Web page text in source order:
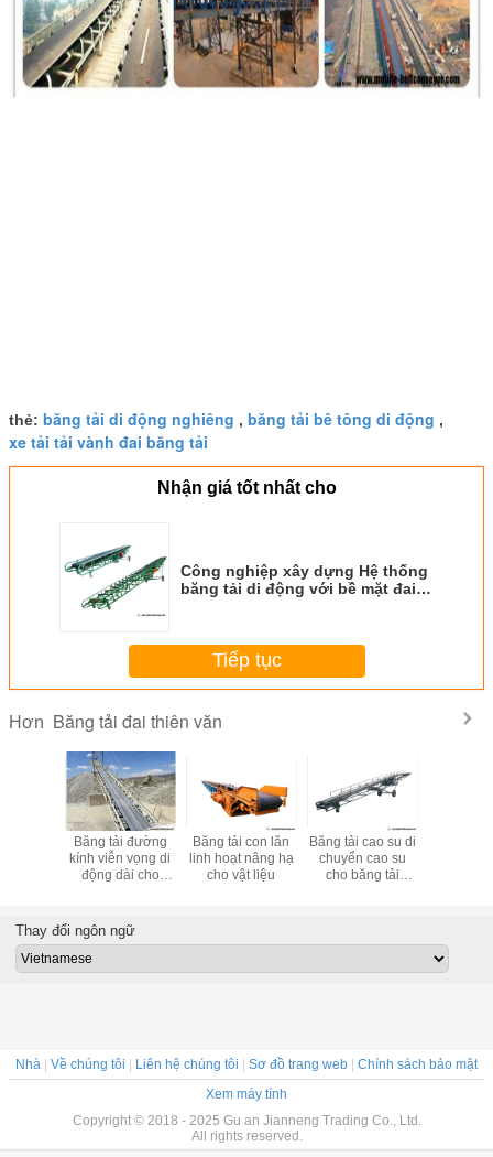
thẻ: băng tải di động nghiêng , băng tải bê tông di động ,
xe tải tải vành đai băng tải
Nhận giá tốt nhất cho
Công nghiệp xây dựng Hệ thống
băng tải di động với bề mặt đai
Tiếp tục
Hơn Băng tải đai thiên văn
Băng tải đường
kính viễn vọng di
động dài cho
Băng tải con lăn
linh hoạt nâng hạ
cho vật liệu
Băng tải cao su di
chuyển cao su
cho băng tải
Thay đổi ngôn ngữ
Nhà | Về chúng tôi | Liên hệ chúng tôi | Sơ đồ trang web | Chính sách bảo mật
Xem máy tính
Copyright © 2018 - 2025 Gu an Jianneng Trading Co., Ltd.
All rights reserved.